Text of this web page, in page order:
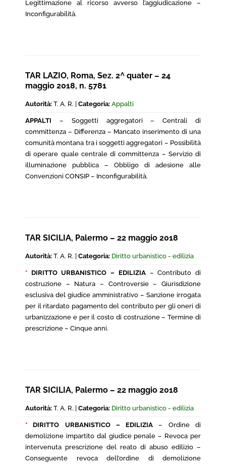
Legittimazione al ricorso avverso l’aggiudicazione –
Inconfigurabilità.
TAR LAZIO, Roma, Sez. 2^ quater – 24
maggio 2018, n. 5781
Autorità: T. A. R. | Categoria: Appalti
APPALTI – Soggetti aggregatori – Centrali di
committenza – Differenza – Mancato inserimento di una
comunità montana tra i soggetti aggregatori – Possibilità
di operare quale centrale di committenza – Servizio di
illuminazione pubblica – Obbligo di adesione alle
Convenzioni CONSIP – Inconfigurabilità.
TAR SICILIA, Palermo – 22 maggio 2018
Autorità: T. A. R. | Categoria: Diritto urbanistico - edilizia
* DIRITTO URBANISTICO – EDILIZIA– Contributo di
costruzione – Natura – Controversie – Giurisdizione
esclusiva del giudice amministrativo – Sanzione irrogata
per il ritardato pagamento del contributo per gli oneri di
urbanizzazione e per il costo di costruzione – Termine di
prescrizione – Cinque anni.
TAR SICILIA, Palermo – 22 maggio 2018
Autorità: T. A. R. | Categoria: Diritto urbanistico - edilizia
* DIRITTO URBANISTICO – EDILIZIA – Ordine di
demolizione impartito dal giudice penale – Revoca per
intervenuta prescrizione del reato di abuso edilizio –
Conseguente revoca dell’ordine di demolizione